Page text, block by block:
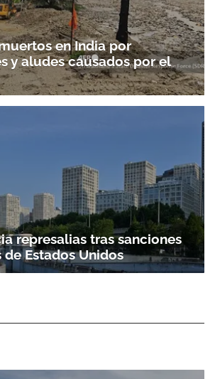
en India por
y aludes causados por el
represalias tras sanciones
Estados Unidos